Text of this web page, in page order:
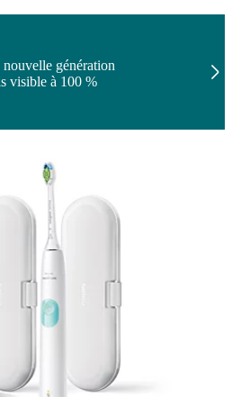
génération
visible à 100 %